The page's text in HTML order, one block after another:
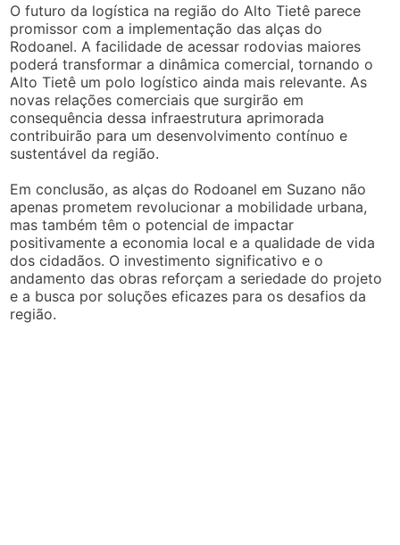
O futuro da logística na região do Alto Tietê parece
promissor com a implementação das alças do
Rodoanel. A facilidade de acessar rodovias maiores
poderá transformar a dinâmica comercial, tornando o
Alto Tietê um polo logístico ainda mais relevante. As
novas relações comerciais que surgirão em
consequência dessa infraestrutura aprimorada
contribuirão para um desenvolvimento contínuo e
sustentável da região.
Em conclusão, as alças do Rodoanel em Suzano não
apenas prometem revolucionar a mobilidade urbana,
mas também têm o potencial de impactar
positivamente a economia local e a qualidade de vida
dos cidadãos. O investimento significativo e o
andamento das obras reforçam a seriedade do projeto
e a busca por soluções eficazes para os desafios da
região.